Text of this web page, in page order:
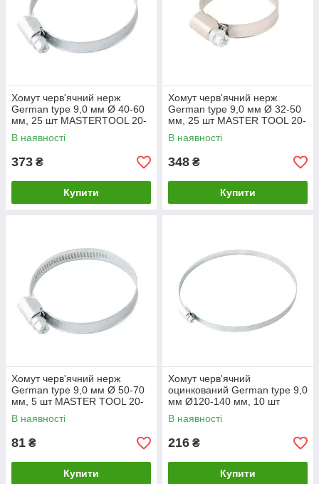
Хомут черв'ячний нерж
German type 9,0 мм Ø 40-60
мм, 25 шт MASTERTOOL 20-
1944
В наявності
373 ₴
Купити
Хомут черв'ячний нерж
German type 9,0 мм Ø 32-50
мм, 25 шт MASTER TOOL 20-
1943
В наявності
348 ₴
Купити
Хомут черв'ячний нерж
German type 9,0 мм Ø 50-70
мм, 5 шт MASTER TOOL 20-
1945
В наявності
81 ₴
Купити
Хомут черв'ячний
оцинкований German type 9,0
мм Ø120-140 мм, 10 шт
MASTERTOOL 20-1991
В наявності
216 ₴
Купити